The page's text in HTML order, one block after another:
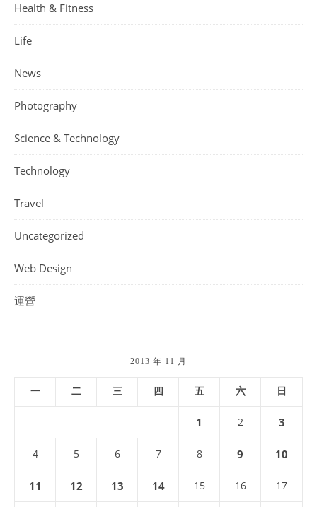
Health & Fitness
Life
News
Photography
Science & Technology
Technology
Travel
Uncategorized
Web Design
運營
2013 年 11 月
一 二 三 四 五 六 日
1 2 3
4 5 6 7 8 9 10
11 12 13 14 15 16 17